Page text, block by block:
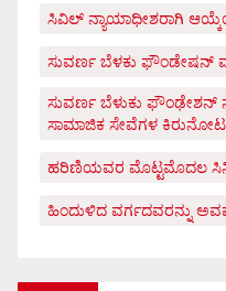
ಸಿವಿಲ್ ನ್ಯಾಯಾಧೀಶರಾಗಿ
ಸುವರ್ಣ ಬೆಳಕು ಫೌಂಡೇಷನ್
ಸುವರ್ಣ ಬೆಳುಕು ಫೌಂಢೇಶನ್
ಸಾಮಾಜಿಕ ಸೇವೆಗಳ ಕಿರುನೋಟ
ಹರಿಣಿಯವರ ಮೊಟ್ಟಮೊದಲ
ಹಿಂದುಳಿದ ವರ್ಗದವರನ್ನು